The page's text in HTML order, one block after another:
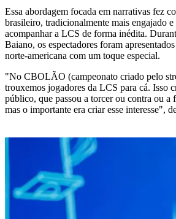
Essa abordagem focada em narrativas fez
brasileiro, tradicionalmente mais engajado e
acompanhar a LCS de forma inédita.
Baiano, os espectadores foram
norte-americana com um toque especial.
"No CBOLÃO (campeonato criado pelo
trouxemos jogadores da LCS para cá. Isso
público, que passou a torcer ou contra ou a
mas o importante era criar esse interesse",